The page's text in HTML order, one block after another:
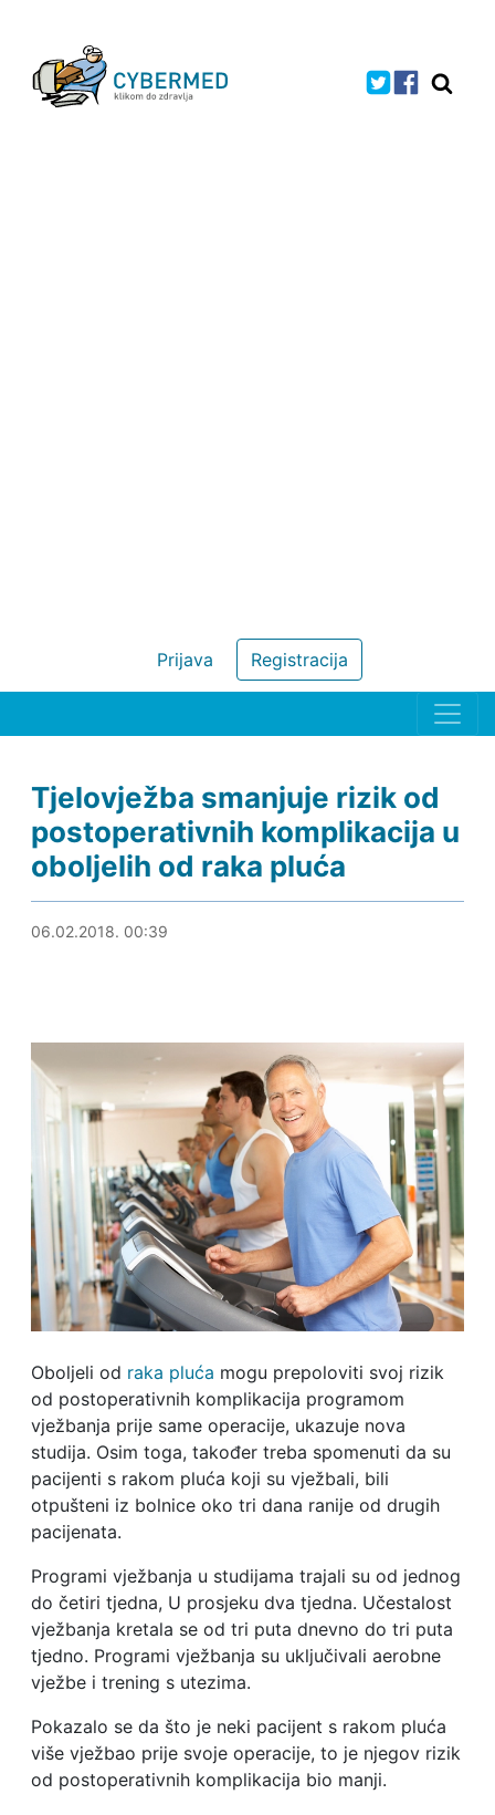
Registracija
Prijava
Tjelovježba smanjuje rizik od
postoperativnih komplikacija u
oboljelih od raka pluća
06.02.2018. 01:11
06.02.2018. 00:39
Oboljeli od raka pluća mogu prepoloviti svoj rizik
od postoperativnih komplikacija programom
vježbanja prije same operacije, ukazuje nova
studija. Osim toga, također treba spomenuti da su
pacijenti s rakom pluća koji su vježbali, bili
otpušteni iz bolnice oko tri dana ranije od drugih
pacijenata.
Programi vježbanja u studijama trajali su od jednog
do četiri tjedna, U prosjeku dva tjedna. Učestalost
vježbanja kretala se od tri puta dnevno do tri puta
tjedno. Programi vježbanja su uključivali aerobne
vježbe i trening s utezima.
Pokazalo se da što je neki pacijent s rakom pluća
više vježbao prije svoje operacije, to je njegov rizik
od postoperativnih komplikacija bio manji.